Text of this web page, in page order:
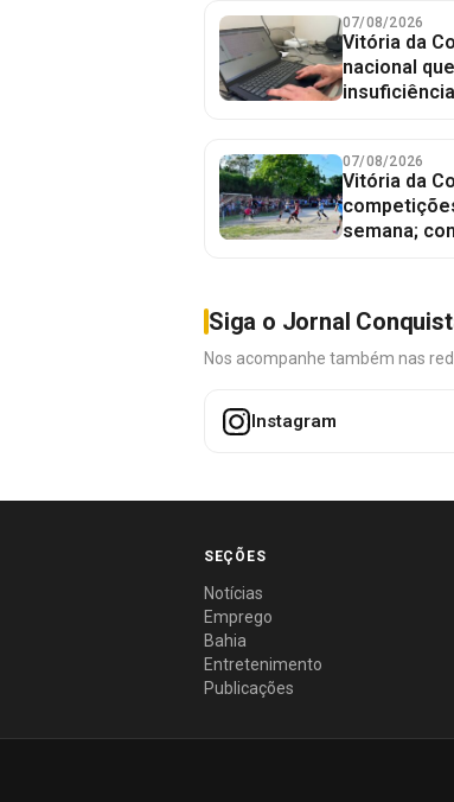
07/08/2026
Vitória da
nacional
07/08/2026
Vitória da
semana;
Siga o Jornal
Nos acompanhe também nas
Instagram
SEÇÕES
Notícias
Emprego
Bahia
Entretenimento
Publicações